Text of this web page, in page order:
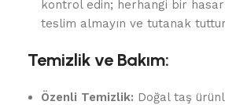
kontrol edin; herhangi bir
teslim almayın ve tutanak
Temizlik ve Bakım:
Özenli Temizlik: Doğal taş